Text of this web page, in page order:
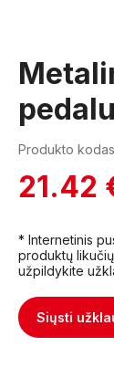
pedalu
Produkto
21.42
* Internetinis
produktų
užpildykite
Siųsti